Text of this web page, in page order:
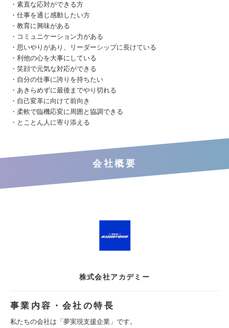
・素直な応対ができる方
・仕事を通じ感動したい方
・教育に興味がある
・コミュニケーション力がある
・思いやりがあり、リーダーシップに長けている
・利他の心を大事にしている
・笑顔で元気な対応ができる
・自分の仕事に誇りを持ちたい
・あきらめずに最後までやり切れる
・自己変革に向けて前向き
・柔軟で臨機応変に周囲と協調できる
・とことん人に寄り添える
会社概要
株式会社アカデミー
事業内容・会社の特長
私たちの会社は「夢実現支援企業」です。